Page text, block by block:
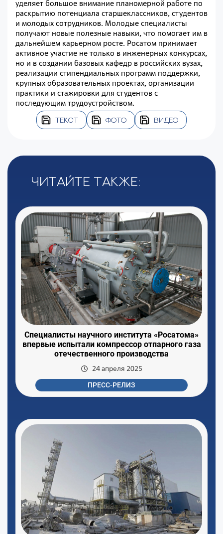
уделяет большое внимание планомерной работе по
раскрытию потенциала старшеклассников, студентов
и молодых сотрудников. Молодые специалисты
получают новые полезные навыки, что помогает им в
дальнейшем карьерном росте. Росатом принимает
активное участие не только в инженерных конкурсах,
но и в создании базовых кафедр в российских вузах,
реализации стипендиальных программ поддержки,
крупных образовательных проектах, организации
практики и стажировки для студентов с
последующим трудоустройством.
ТЕКСТ ФОТО ВИДЕО
Читайте также:
Специалисты научного института «Росатома»
впервые испытали компрессор отпарного газа
отечественного производства
24 апреля 2025
ПРЕСС-РЕЛИЗ